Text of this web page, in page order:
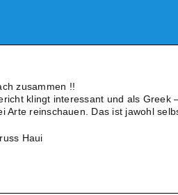
zusammen !!
klingt interessant und als Greek
Arte reinschauen. Das ist jawohl
Haui